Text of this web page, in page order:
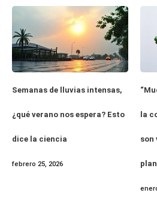
Semanas de lluvias intensas,
¿qué verano nos espera? Esto
dice la ciencia
febrero 25, 2026
la
son